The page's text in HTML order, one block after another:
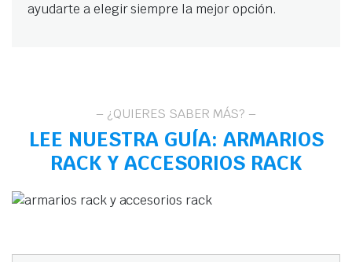
ayudarte a elegir siempre la mejor opción.
– ¿QUIERES SABER MÁS? –
LEE NUESTRA GUÍA: ARMARIOS
RACK Y ACCESORIOS RACK